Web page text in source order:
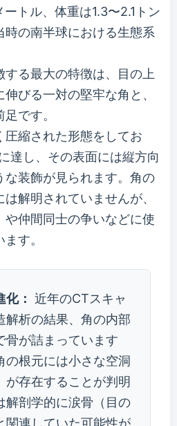
トル、体重は1.3〜2.1トン
時の南半球における生態系
する最大の特徴は、目の上
伸びる一対の堅牢な角と、
です。
圧縮された形態をしてお
達し、その表面には縦方向
な装飾が見られます。角の
解明されていませんが、
や仲間同士の争いなどに使
す。
： 近年のCTスキャ
解析の結果、角の内部
骨が詰まっています
の根元には小さな空洞
が存在することが判明
解剖学的に涙骨（目の